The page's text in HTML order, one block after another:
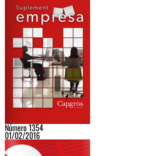
Número 1354
01/02/2016